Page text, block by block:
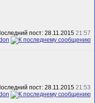
пост: 28.11.2015 21:57
пост: 28.11.2015 21:53